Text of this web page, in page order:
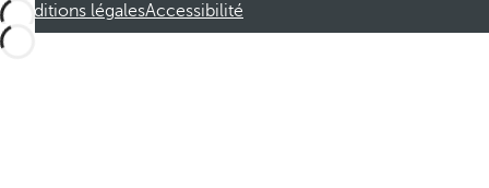
Conditions légalesAccessibilité